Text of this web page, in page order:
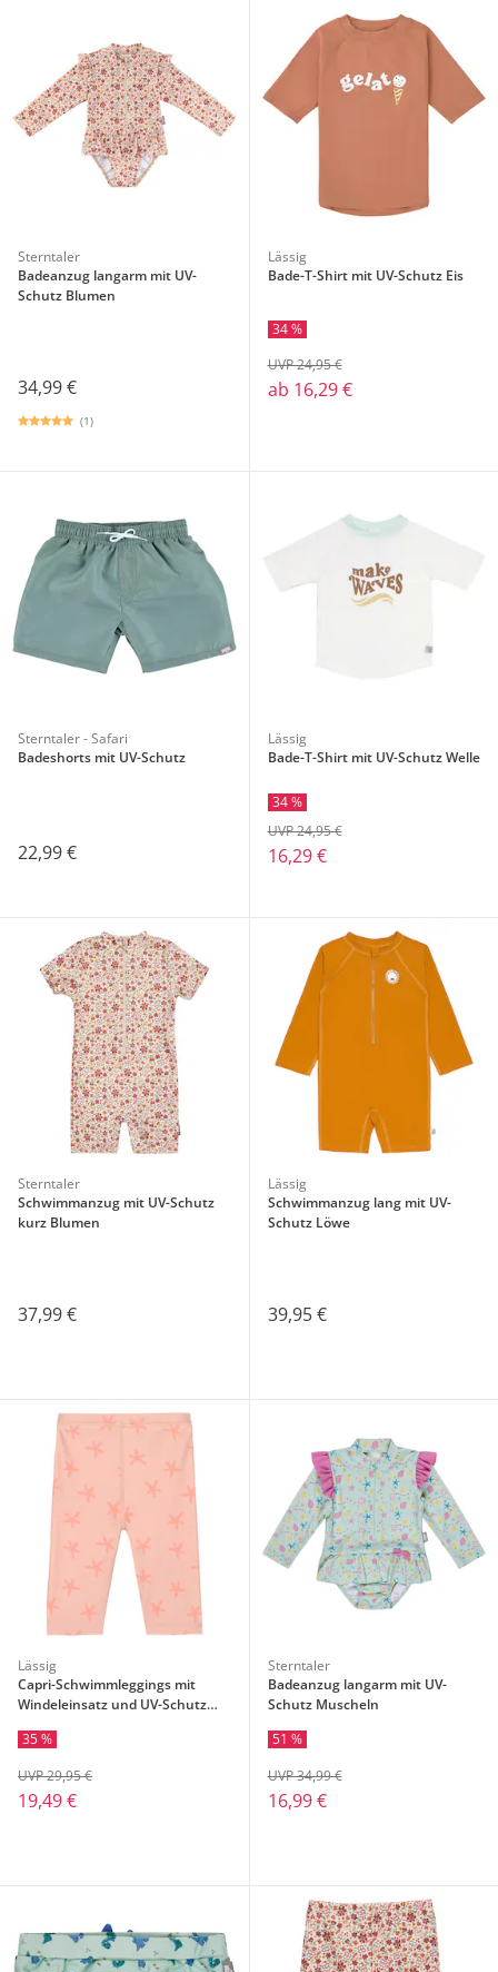
Sterntaler
Badeanzug langarm mit UV-
Schutz Blumen
34,99 €
(1)
Lässig
Bade-T-Shirt mit UV-Schutz Eis
34 %
ab 16,29 €
UVP 24,95 €
Sterntaler - Safari
Badeshorts mit UV-Schutz
22,99 €
Lässig
Bade-T-Shirt mit UV-Schutz Welle
34 %
16,29 €
UVP 24,95 €
Sterntaler
Schwimmanzug mit UV-Schutz
kurz Blumen
37,99 €
Lässig
Schwimmanzug lang mit UV-
Schutz Löwe
39,95 €
Lässig
Capri-Schwimmleggings mit
Windeleinsatz und UV-Schutz
35 %
19,49 €
UVP 29,95 €
Sterntaler
Badeanzug langarm mit UV-
Schutz Muscheln
51 %
16,99 €
UVP 34,99 €